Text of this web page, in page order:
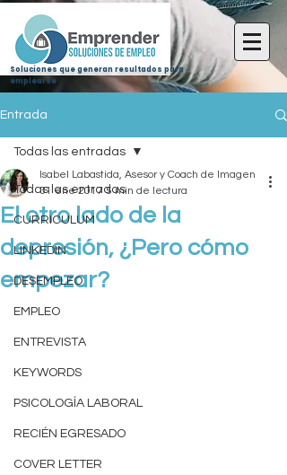
Soluciones que generan resultados para
emplearse
Entrada
Todas las entradas
CURRICULUM
LINKEDIN
DESEMPLEO
EMPLEO
ENTREVISTA
KEYWORDS
PSICOLOGÍA LABORAL
RECIÉN EGRESADO
COVER LETTER
Todas las entradas
El otro lado de la
depresión, ¿Pero cómo
empezar?
Isabel Labastida, Asesor y Coach de Imagen
31 ene 2017 5 min de lectura